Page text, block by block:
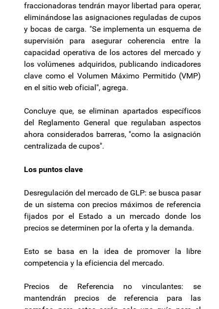
fraccionadoras tendrán mayor libertad para operar,
eliminándose las asignaciones reguladas de cupos
y bocas de carga. "Se implementa un esquema de
supervisión para asegurar coherencia entre la
capacidad operativa de los actores del mercado y
los volúmenes adquiridos, publicando indicadores
clave como el Volumen Máximo Permitido (VMP)
en el sitio web oficial", agrega.
Concluye que, se eliminan apartados específicos
del Reglamento General que regulaban aspectos
ahora considerados barreras, "como la asignación
centralizada de cupos".
Los puntos clave
Desregulación del mercado de GLP: se busca pasar
de un sistema con precios máximos de referencia
fijados por el Estado a un mercado donde los
precios se determinen por la oferta y la demanda.
Esto se basa en la idea de promover la libre
competencia y la eficiencia del mercado.
Precios de Referencia no vinculantes: se
mantendrán precios de referencia para las